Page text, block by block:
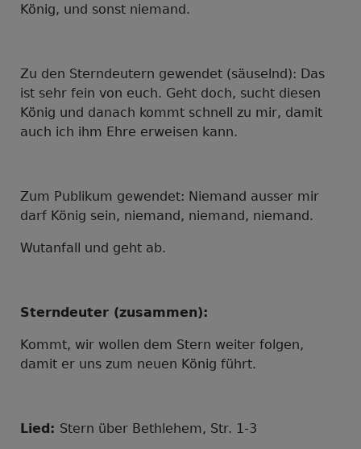
König, und sonst niemand.
Zu den Sterndeutern gewendet (säuselnd): Das
ist sehr fein von euch. Geht doch, sucht diesen
König und danach kommt schnell zu mir, damit
auch ich ihm Ehre erweisen kann.
Zum Publikum gewendet: Niemand ausser mir
darf König sein, niemand, niemand, niemand.
Wutanfall und geht ab.
Sterndeuter (zusammen):
Kommt, wir wollen dem Stern weiter folgen,
damit er uns zum neuen König führt.
Lied: Stern über Bethlehem, Str. 1-3